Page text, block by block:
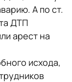
А по ст.
ДТП
арест на
исхода,